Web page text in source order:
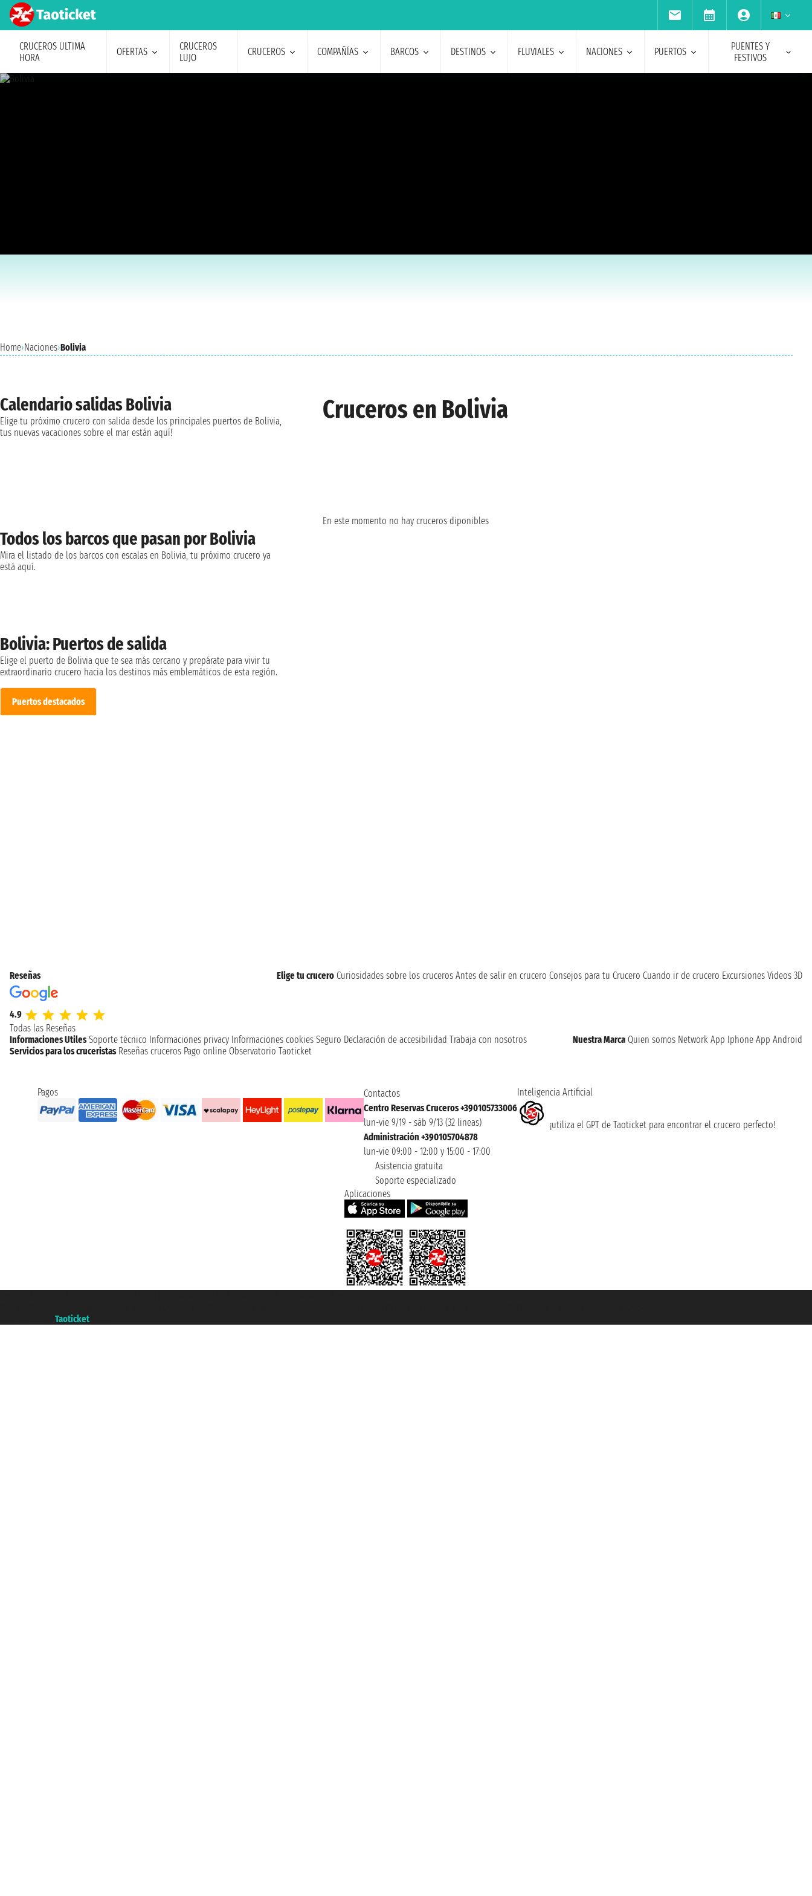
CRUCEROS ULTIMA
HORA
OFERTAS
CRUCEROS
LUJO
CRUCEROS COMPAÑÍAS BARCOS DESTINOS FLUVIALES NACIONES PUERTOS
PUENTES Y
FESTIVOS
Home›Naciones›Bolivia
Cruceros en Bolivia
En este momento no hay cruceros diponibles
Calendario salidas Bolivia
Elige tu próximo crucero con salida desde los principales puertos de Bolivia,
tus nuevas vacaciones sobre el mar están aquí!
Todos los barcos que pasan por Bolivia
Mira el listado de los barcos con escalas en Bolivia, tu próximo crucero ya
está aquí.
Bolivia: Puertos de salida
Elige el puerto de Bolivia que te sea más cercano y prepárate para vivir tu
extraordinario crucero hacia los destinos más emblemáticos de esta región.
Puertos destacados
Reseñas
4.9
Todas las Reseñas
Elige tu crucero Curiosidades sobre los cruceros Antes de salir en crucero Consejos para tu Crucero Cuando ir de crucero Excursiones Videos 3D
Informaciones Utiles Soporte técnico Informaciones privacy Informaciones cookies Seguro Declaración de accesibilidad Trabaja con nosotros Nuestra Marca Quien somos Network App Iphone App Android
Servicios para los cruceristas Reseñas cruceros Pago online Observatorio Taoticket
Pagos
Contactos
Centro Reservas Cruceros +390105733006
lun-vie 9/19 - sáb 9/13 (32 lineas)
Administración +390105704878
lun-vie 09:00 - 12:00 y 15:00 - 17:00
Asistencia gratuita
Soporte especializado
Inteligencia Artificial
¡utiliza el GPT de Taoticket para encontrar el crucero perfecto!
Aplicaciones
Taoticket